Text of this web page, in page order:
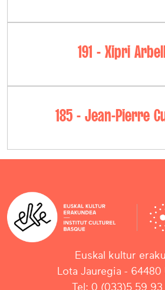
191 - Xipri
185 - Jean-Pierre
Euskal kultur
Lota Jauregia - 64480
Tel: 0 (033)5 59 93